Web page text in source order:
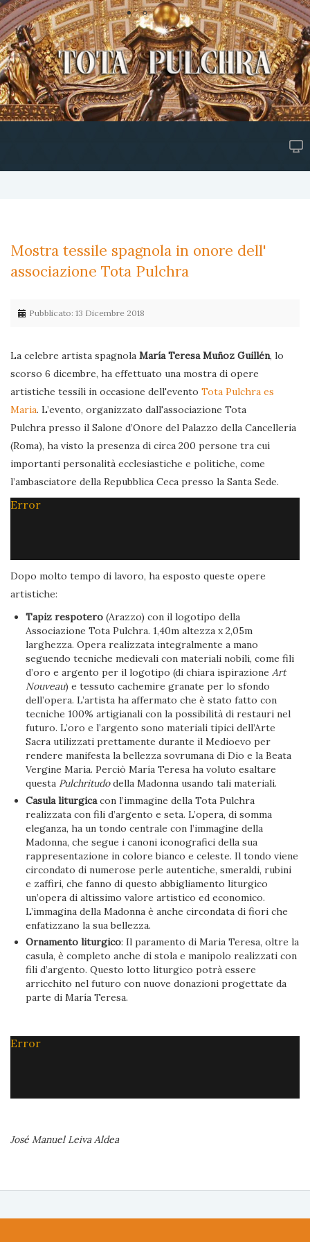
Mostra tessile spagnola in onore dell'
associazione Tota Pulchra
Pubblicato: 13 Dicembre 2018
La celebre artista spagnola María Teresa Muñoz Guillén, lo
scorso 6 dicembre, ha effettuato una mostra di opere
artistiche tessili in occasione dell'evento Tota Pulchra es
Maria. L’evento, organizzato dall'associazione Tota
Pulchra presso il Salone d’Onore del Palazzo della Cancelleria
(Roma), ha visto la presenza di circa 200 persone tra cui
importanti personalità ecclesiastiche e politiche, come
l’ambasciatore della Repubblica Ceca presso la Santa Sede.
Error
Dopo molto tempo di lavoro, ha esposto queste opere
artistiche:
Tapiz respotero (Arazzo) con il logotipo della
Associazione Tota Pulchra. 1,40m altezza x 2,05m
larghezza. Opera realizzata integralmente a mano
seguendo tecniche medievali con materiali nobili, come fili
d’oro e argento per il logotipo (di chiara ispirazioneArt
Nouveau) e tessuto cachemire granate per lo sfondo
dell’opera. L’artista ha affermato che è stato fatto con
tecniche 100% artigianali con la possibilità di restauri nel
futuro. L’oro e l’argento sono materiali tipici dell’Arte
Sacra utilizzati prettamente durante il Medioevo per
rendere manifesta la bellezza sovrumana di Dio e la Beata
Vergine Maria. Perciò María Teresa ha voluto esaltare
questa Pulchritudodella Madonna usando tali materiali.
Casula liturgicacon l’immagine della Tota Pulchra
realizzata con fili d’argento e seta. L’opera, di somma
eleganza, ha un tondo centrale con l’immagine della
Madonna, che segue i canoni iconografici della sua
rappresentazione in colore bianco e celeste. Il tondo viene
circondato di numerose perle autentiche, smeraldi, rubini
e zaffiri, che fanno di questo abbigliamento liturgico
un’opera di altissimo valore artistico ed economico.
L’immagina della Madonna è anche circondata di fiori che
enfatizzano la sua bellezza.
Ornamento liturgico: Il paramento di Maria Teresa, oltre la
casula, è completo anche di stola e manipolo realizzati con
fili d’argento. Questo lotto liturgico potrà essere
arricchito nel futuro con nuove donazioni progettate da
parte di María Teresa.
Error
José Manuel Leiva Aldea